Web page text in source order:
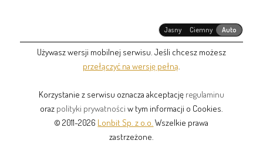
Jasny Ciemny Auto
Używasz wersji mobilnej serwisu. Jeśli chcesz możesz
przełączyć na wersję pełną
Korzystanie z serwisu oznacza akceptację regulaminu
oraz polityki prywatności w tym informacji o Cookies.
© 2011-2026 Lonbit Sp. z o.o. Wszelkie prawa
zastrzeżone.